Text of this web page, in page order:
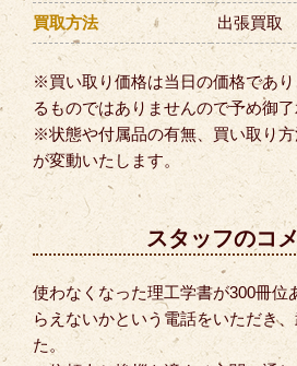
買取方法 出張買取
※買い取り価格は当日の価格であ
るものではありませんので予め御
※状態や付属品の有無、買い取り
が変動いたします。
スタッフのコ
使わなくなった理工学書が300冊位
らえないかという電話をいただき
た。